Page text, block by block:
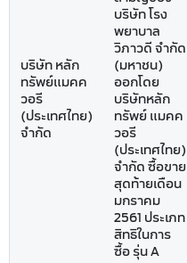
บริษัท หลัก
ทรัพย์แมคค
วอรี
(ประเทศไทย)
จำกัด
บริษัท โรง
พยาบาล
วิภาวดี จำกัด
(มหาชน)
ออกโดย
บริษัทหลัก
ทรัพย์ แมคค
วอรี
(ประเทศไทย)
จำกัด ซื้อขาย
สุดท้ายเดือน
มกราคม
2561 ประเภท
สิทธิในการ
ซื้อ รุ่น A